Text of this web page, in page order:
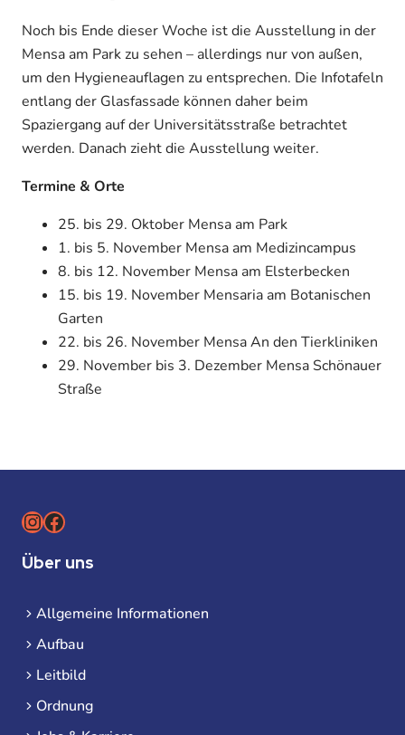
Noch bis Ende dieser Woche ist die Ausstellung in der
Mensa am Park zu sehen – allerdings nur von außen,
um den Hygieneauflagen zu entsprechen. Die Infotafeln
entlang der Glasfassade können daher beim
Spaziergang auf der Universitätsstraße betrachtet
werden. Danach zieht die Ausstellung weiter.
Termine & Orte
25. bis 29. Oktober Mensa am Park
1. bis 5. November Mensa am Medizincampus
8. bis 12. November Mensa am Elsterbecken
15. bis 19. November Mensaria am Botanischen
Garten
22. bis 26. November Mensa An den Tierkliniken
29. November bis 3. Dezember Mensa Schönauer
Straße
Instagram
Facebook
Über uns
Allgemeine Informationen
Aufbau
Leitbild
Ordnung